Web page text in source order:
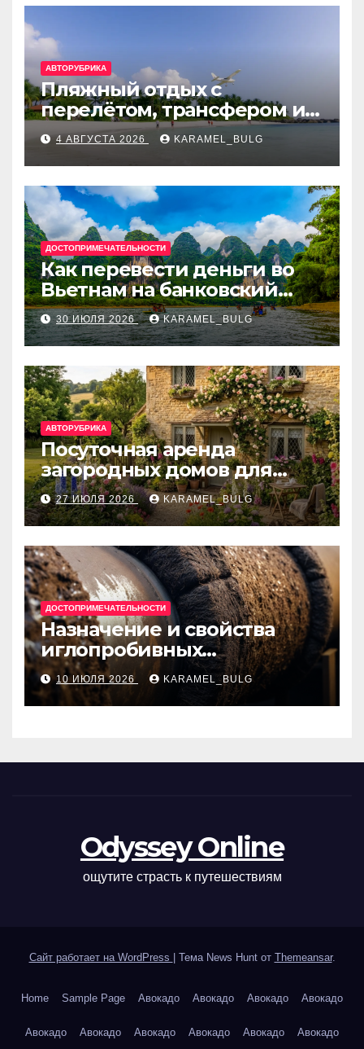
АВТОРУБРИКА
Пляжный отдых с
перелётом, трансфером и
отелем на Мальдивах, в
Турции, Греции, Таиланде
и Европе
4 АВГУСТА 2026 KARAMEL_BULG
ДОСТОПРИМЕЧАТЕЛЬНОСТИ
Как перевести деньги во
Вьетнам на банковский
счёт: VietcomBank, BIDV,
Techcombank и другие
банки
30 ИЮЛЯ 2026 KARAMEL_BULG
АВТОРУБРИКА
Посуточная аренда
загородных домов для
отдыха
27 ИЮЛЯ 2026 KARAMEL_BULG
ДОСТОПРИМЕЧАТЕЛЬНОСТИ
Назначение и свойства
иглопробивных
базальтовых огнеупорных
матов
10 ИЮЛЯ 2026 KARAMEL_BULG
Odyssey Online
ощутите страсть к путешествиям
Сайт работает на WordPress Тема News Hunt от Themeansar.
Home Sample Page Авокадо Авокадо Авокадо Авокадо
Авокадо Авокадо Авокадо Авокадо Авокадо Авокадо